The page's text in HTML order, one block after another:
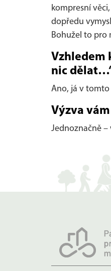
kompresní
dopředu
Bohužel to pro
Vzhledem
nic
Ano, já v tomto
Výzva
Jednoznačně –